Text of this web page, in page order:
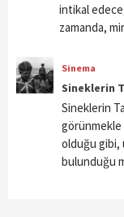
intikal
zamanda,
Sinema
Sineklerin
Sineklerin
görünmekle
olduğu gibi,
bulunduğu